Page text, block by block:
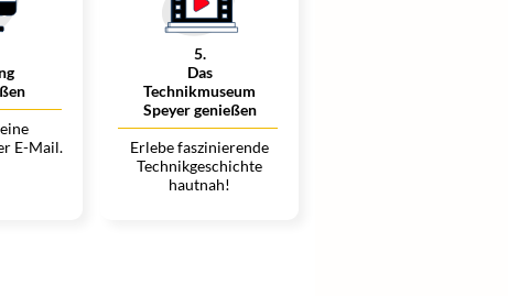
E-Mail.
5.
Das
Technikmuseum
Speyer genießen
Erlebe faszinierende
Technikgeschichte
hautnah!